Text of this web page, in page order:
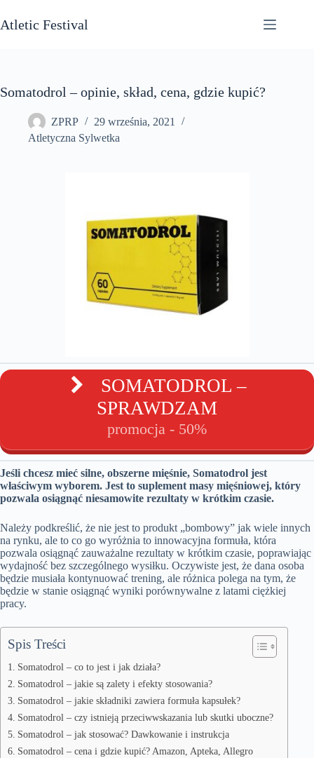
do
treści
Atletic Festival
Somatodrol – opinie, skład, cena, gdzie kupić?
ZPRP
29 września, 2021
Atletyczna Sylwetka
SOMATODROL –
SPRAWDZAM
promocja - 50%
Jeśli chcesz mieć silne, obszerne mięśnie, Somatodrol jest
właściwym wyborem. Jest to suplement masy mięśniowej, który
pozwala osiągnąć niesamowite rezultaty w krótkim czasie.
Należy podkreślić, że nie jest to produkt „bombowy” jak wiele innych
na rynku, ale to co go wyróżnia to innowacyjna formuła, która
pozwala osiągnąć zauważalne rezultaty w krótkim czasie, poprawiając
wydajność bez szczególnego wysiłku. Oczywiste jest, że dana osoba
będzie musiała kontynuować trening, ale różnica polega na tym, że
będzie w stanie osiągnąć wyniki porównywalne z latami ciężkiej
pracy.
Spis Treści
Somatodrol – co to jest i jak działa?
Somatodrol – jakie są zalety i efekty stosowania?
Somatodrol – jakie składniki zawiera formuła kapsułek?
Somatodrol – czy istnieją przeciwwskazania lub skutki uboczne?
Somatodrol – jak stosować? Dawkowanie i instrukcja
Somatodrol – cena i gdzie kupić? Amazon, Apteka, Allegro